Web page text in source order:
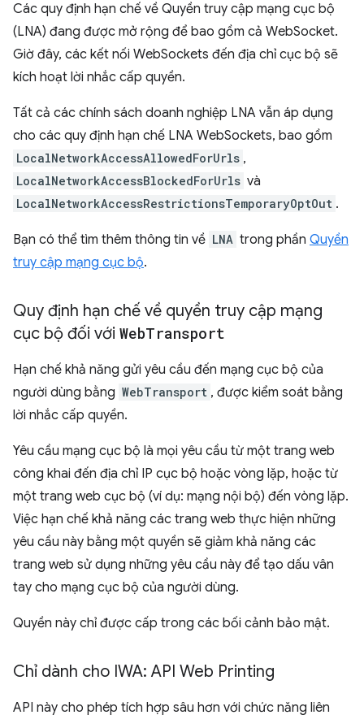
Các quy định hạn chế về Quyền truy cập mạng cục bộ
(LNA) đang được mở rộng để bao gồm cả WebSocket.
Giờ đây, các kết nối WebSockets đến địa chỉ cục bộ sẽ
kích hoạt lời nhắc cấp quyền.
Tất cả các chính sách doanh nghiệp LNA vẫn áp dụng
cho các quy định hạn chế LNA WebSockets, bao gồm
LocalNetworkAccessAllowedForUrls ,
LocalNetworkAccessBlockedForUrls và
LocalNetworkAccessRestrictionsTemporaryOptOut .
Bạn có thể tìm thêm thông tin về LNA trong phần Quyền
truy cập mạng cục bộ.
Quy định hạn chế về quyền truy cập mạng
cục bộ đối với WebTransport
Hạn chế khả năng gửi yêu cầu đến mạng cục bộ của
người dùng bằng WebTransport , được kiểm soát bằng
lời nhắc cấp quyền.
Yêu cầu mạng cục bộ là mọi yêu cầu từ một trang web
công khai đến địa chỉ IP cục bộ hoặc vòng lặp, hoặc từ
một trang web cục bộ (ví dụ: mạng nội bộ) đến vòng lặp.
Việc hạn chế khả năng các trang web thực hiện những
yêu cầu này bằng một quyền sẽ giảm khả năng các
trang web sử dụng những yêu cầu này để tạo dấu vân
tay cho mạng cục bộ của người dùng.
Quyền này chỉ được cấp trong các bối cảnh bảo mật.
Chỉ dành cho IWA: API Web Printing
API này cho phép tích hợp sâu hơn với chức năng liên